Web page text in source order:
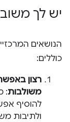
יש לך
הנושאים
כוללים:
רצון
משולבות:
להוסיף
ולתיבות